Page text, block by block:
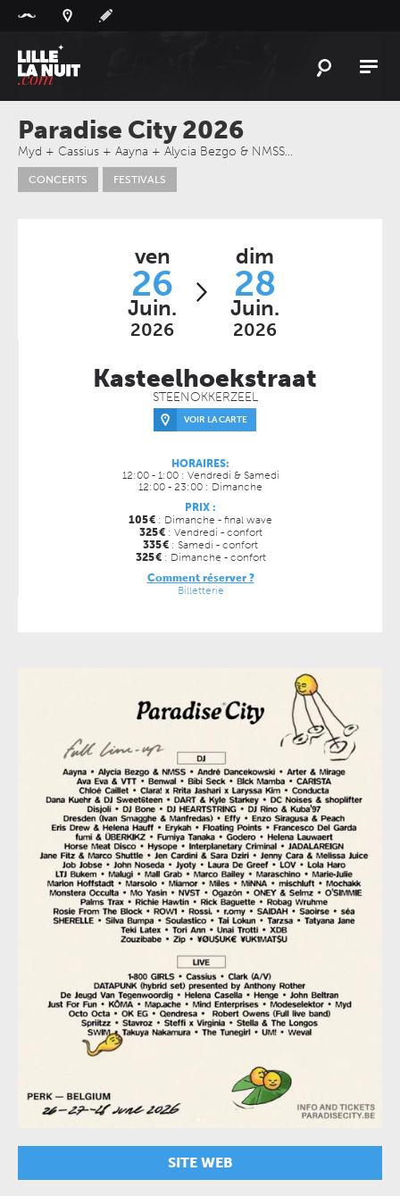
L'ACTU
L'AGENDA
LESLIEUX
Paradise City 2026
Myd + Cassius + Aayna + Alycia Bezgo & NMSS…
CONCERTS FESTIVALS
ven
26
Juin.
2026
dim
28
Juin.
2026
Kasteelhoekstraat
STEENOKKERZEEL
VOIR LA CARTE
HORAIRES:
12:00 - 1:00 : Vendredi & Samedi
12:00 - 23:00 : Dimanche
PRIX :
105€ : Dimanche - final wave
325€ : Vendredi - confort
335€ : Samedi - confort
325€ : Dimanche - confort
Comment réserver ?
Billetterie
SITE WEB
Panneau de gestion des cookies